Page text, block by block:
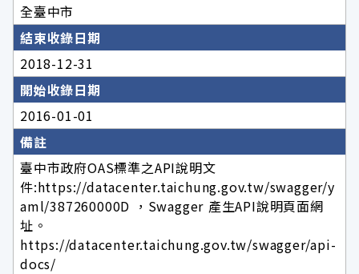
全臺中市
結束收錄日期
2018-12-31
開始收錄日期
2016-01-01
備註
臺中市政府OAS標準之API說明文
件:https://datacenter.taichung.gov.tw/swagger/y
aml/387260000D ，Swagger 產生API說明頁面網
址。
https://datacenter.taichung.gov.tw/swagger/api-
docs/